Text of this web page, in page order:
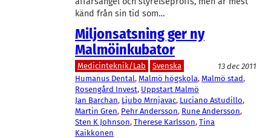
känd från sin tid som…
Miljonsatsning ger ny
Malmöinkubator
Medicinteknik/Lab Svenska
13 dec 2011
Humanus Dental, Malmö högskola, Malmö stad
Rosengård Invest, Uppstart Malmö
Jan Barchan, Ljubo Mrnjavac, Luciano Astudillo
Martin Gren, Pehr Andersson, Rune Andersson
Sten K Johnson, Therese Karlsson, Tina
Kaikkonen